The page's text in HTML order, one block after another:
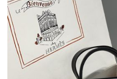
ザ
ー
ン
オ
ー
お
yoyocopys@gmail.com